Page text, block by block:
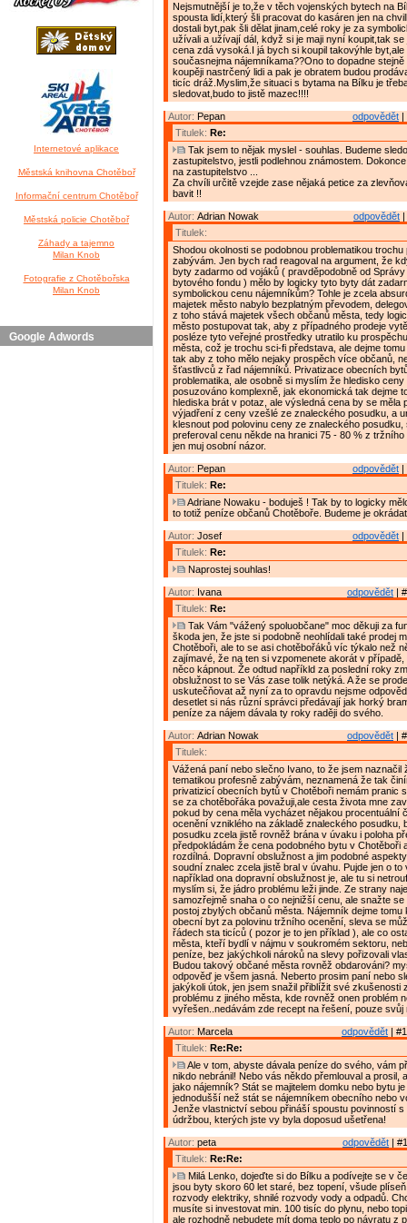
Internetové aplikace
Městská knihovna Chotěboř
Informační centrum Chotěboř
Městská policie Chotěboř
Záhady a tajemno
Milan Knob
Fotografie z Chotěbořska
Milan Knob
Google Adwords
Nejsmutnější je to,že v těch vojenských bytech na
spousta lidí,který šli pracovat do kasáren jen na
dostali byt,pak šli dělat jinam,celé roky je za
užívali a užívají dál, když si je maji nyní koupit,tak se
cena zdá vysoká.I já bych si koupil takovýhle byt,ale
současnejma nájemníkama??Ono to dopadne
koupěji nastrčený lidi a pak je obratem budou
ticíc dráž.Myslim,že situaci s bytama na Bílku je
sledovat,budo to jistě mazec!!!!
odpovědět |
Autor: Pepan
Titulek: Re:
Tak jsem to nějak myslel - souhlas. Budeme
zastupitelstvo, jestli podlehnou známostem.
na zastupitelstvo ...
Za chvíli určitě vzejde zase nějaká petice za
bavit !!
odpovědět
Autor: Adrian Nowak
Titulek:
Shodou okolnosti se podobnou problematikou trochu
zabývám. Jen bych rad reagoval na argument, že
byty zadarmo od vojáků ( pravděpodobně od
bytového fondu ) mělo by logicky tyto byty dát
symbolickou cenu nájemníkům? Tohle je zcela
majetek město nabylo bezplatným převodem,
z toho stává majetek všech občanů města, tedy
město postupovat tak, aby z případného prodeje
posléze tyto veřejné prostředky utratilo ku
města, což je trochu sci-fi představa, ale dejme
tak aby z toho mělo nejaky prospěch více občanů,
šťastlivců z řad nájemníků. Privatizace obecních
problematika, ale osobně si myslím že hledisko ceny
posuzováno komplexně, jak ekonomická tak dejme
hlediska brát v potaz, ale výsledná cena by se měla
výjadření z ceny vzešlé ze znaleckého posudku, a
klesnout pod polovinu ceny ze znaleckého
preferoval cenu někde na hranici 75 - 80 % z tržního
jen muj osobní názor.
odpovědět |
Autor: Pepan
Titulek: Re:
Adriane Nowaku - boduješ ! Tak by to logicky
to totiž peníze občanů Chotěboře. Budeme je
odpovědět |
Autor: Josef
Titulek: Re:
Naprostej souhlas!
odpovědět |
Autor: Ivana
Titulek: Re:
Tak Vám "vážený spoluobčane" moc děkuji za
škoda jen, že jste si podobně neohlídali také prodej
Chotěboři, ale to se asi chotěbořáků víc týkalo než
zajímavé, že na ten si vzpomenete akorát v případě,
něco kápnout. Že odtud napříkld za poslední roky
obslužnost to se Vás zase tolik netýká. A že se
uskutečňovat až nyní za to opravdu nejsme
desetlet si nás různí správci předávají jak horký
peníze za nájem dávala ty roky raději do svého.
odpovědět |
Autor: Adrian Nowak
Titulek:
Vážená paní nebo slečno Ivano, to že jsem naznačil
tematikou profesně zabývám, neznamená že tak
privatizicí obecních bytů v Chotěboři nemám pranic
se za chotěbořáka považuji,ale cesta života mne
pokud by cena měla vycházet nějakou procentuální
ocenění vzniklého na základě znaleckého posudku,
posudku zcela jistě rovněž brána v úvaku i poloha
předpokládám že cena podobného bytu v Chotěboři
rozdílná. Dopravní obslužnost a jim podobné
soudní znalec zcela jistě bral v úvahu. Pujde jen o to
například ona dopravní obslužnost je, ale tu si
myslím si, že jádro problému leži jinde. Ze strany
samozřejmě snaha o co nejnižší cenu, ale snažte se
postoj zbylých občanů města. Nájemník dejme tomu
obecní byt za polovinu tržního ocenění, sleva se
řádech sta ticíců ( pozor je to jen příklad ), ale co
města, kteří bydlí v nájmu v soukromém sektoru,
peníze, bez jakýchkoli nároků na slevy pořizovali
Budou takový občané města rovněž obdarováni?
odpověď je všem jasná. Neberto prosim paní nebo
jakýkoli útok, jen jsem snažil přiblížit své zkušenosti
problému z jiného města, kde rovněž onen problém
vyřešen..nedávám zde recept na řešení, pouze svůj
odpovědět |
Autor: Marcela
Titulek: Re:Re:
Ale v tom, abyste dávala peníze do svého, vám
nikdo nebránil! Nebo vás někdo přemlouval a prosil,
jako nájemník? Stát se majitelem domku nebo bytu
jednodušší než stát se nájemníkem obecního nebo
Jenže vlastnictví sebou přináší spoustu povinností s
údržbou, kterých jste vy byla doposud ušetřena!
odpovědět |
Autor: peta
Titulek: Re:Re:
Milá Lenko, dojeďte si do Bílku a podívejte se v
jsou byty skoro 60 let staré, bez topení, všude
rozvody elektriky, shnilé rozvody vody a odpadů.
musíte si investovat min. 100 tisíc do plynu, nebo
ale rozhodně nebudete mít doma teplo po návratu z